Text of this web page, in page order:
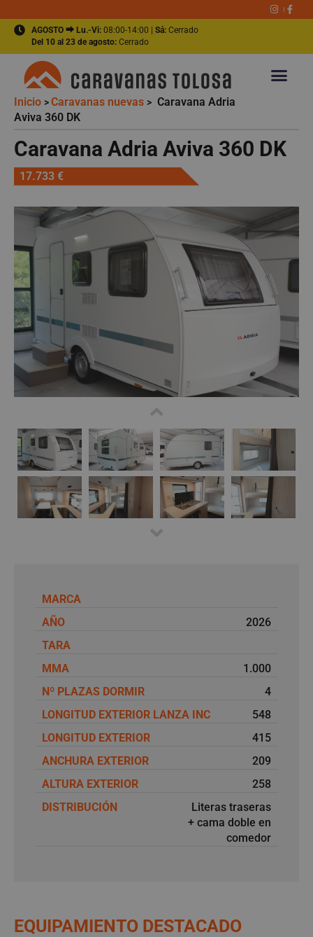
AGOSTO ⮕ Lu.-Vi: 08:00-14:00 | Sá: Cerrado
Del 10 al 23 de agosto: Cerrado
Inicio >Caravanas nuevas > Caravana Adria
Aviva 360 DK
Caravana Adria Aviva 360 DK
17.733 €
MARCA
AÑO
2026
TARA
MMA
1.000
Nº PLAZAS DORMIR
4
LONGITUD EXTERIOR LANZA INC
548
LONGITUD EXTERIOR
415
ANCHURA EXTERIOR
209
ALTURA EXTERIOR
258
DISTRIBUCIÓN
Literas traseras
+ cama doble en
comedor
EQUIPAMIENTO DESTACADO